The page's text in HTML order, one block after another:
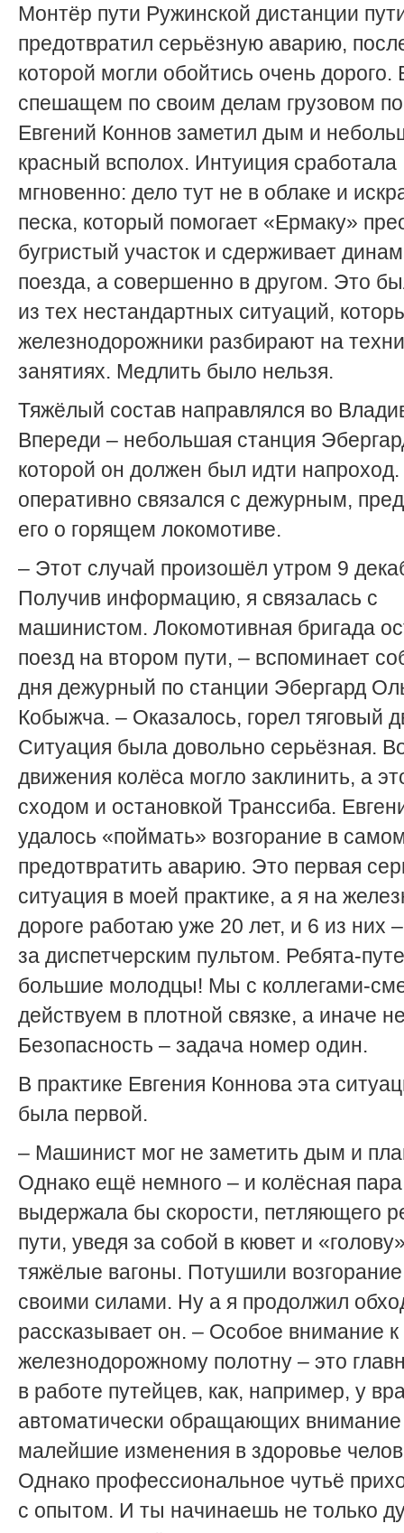
Монтёр пути Ружинской дистанции
предотвратил серьёзную аварию,
которой могли обойтись очень дорого.
спешащем по своим делам грузовом
Евгений Коннов заметил дым и
красный всполох. Интуиция сработала
мгновенно: дело тут не в облаке и
песка, который помогает «Ермаку»
бугристый участок и сдерживает
поезда, а совершенно в другом. Это
из тех нестандартных ситуаций,
железнодорожники разбирают на
занятиях. Медлить было нельзя.
Тяжёлый состав направлялся во
Впереди – небольшая станция
которой он должен был идти напроход.
оперативно связался с дежурным,
его о горящем локомотиве.
– Этот случай произошёл утром 9
Получив информацию, я связалась с
машинистом. Локомотивная бригада
поезд на втором пути, – вспоминает
дня дежурный по станции Эбергард
Кобыжча. – Оказалось, горел тяговый
Ситуация была довольно серьёзная.
движения колёса могло заклинить, а
сходом и остановкой Транссиба.
удалось «поймать» возгорание в
предотвратить аварию. Это первая
ситуация в моей практике, а я на
дороге работаю уже 20 лет, и 6 из них –
за диспетчерским пультом. Ребята-
большие молодцы! Мы с коллегами-
действуем в плотной связке, а иначе
Безопасность – задача номер один.
В практике Евгения Коннова эта
была первой.
– Машинист мог не заметить дым и
Однако ещё немного – и колёсная
выдержала бы скорости, петляющего
пути, уведя за собой в кювет и
тяжёлые вагоны. Потушили
своими силами. Ну а я продолжил
рассказывает он. – Особое внимание к
железнодорожному полотну – это
в работе путейцев, как, например, у
автоматически обращающих
малейшие изменения в здоровье
Однако профессиональное чутьё
с опытом. И ты начинаешь не только